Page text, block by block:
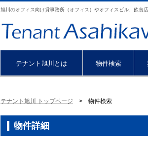
旭川のオフィス向け貸事務所（オフィス）やオフィスビル、飲食
テナント旭川とは 物件検索
テナント旭川 トップページ > 物件検索
物件詳細